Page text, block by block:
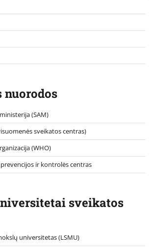
nuorodos
(SAM)
sveikatos centras)
(WHO)
prevencijos ir kontrolės centras
sveikatos
universitetas (LSMU)